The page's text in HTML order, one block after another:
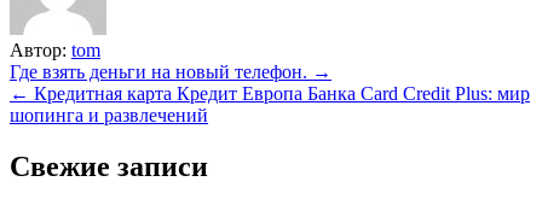
Автор: tom
Навигация
по
Где взять деньги на новый телефон. →
← Кредитная карта Кредит Европа Банка Card Credit Plus: мир
шопинга и развлечений
Свежие записи